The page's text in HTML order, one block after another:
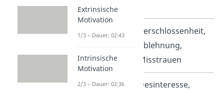
Signal
Verschränkte
Verschlossenheit,
Ablehnung,
Misstrauen
Auf die Uhr
Desinteresse,
Extrinsische
Motivation
1/3 – Dauer: 02:43
Intrinsische
Motivation
2/3 – Dauer: 02:36